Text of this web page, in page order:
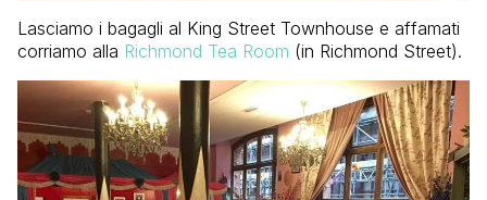
Lasciamo i bagagli al King Street Townhouse e affamati
corriamo alla Richmond Tea Room (in Richmond Street).